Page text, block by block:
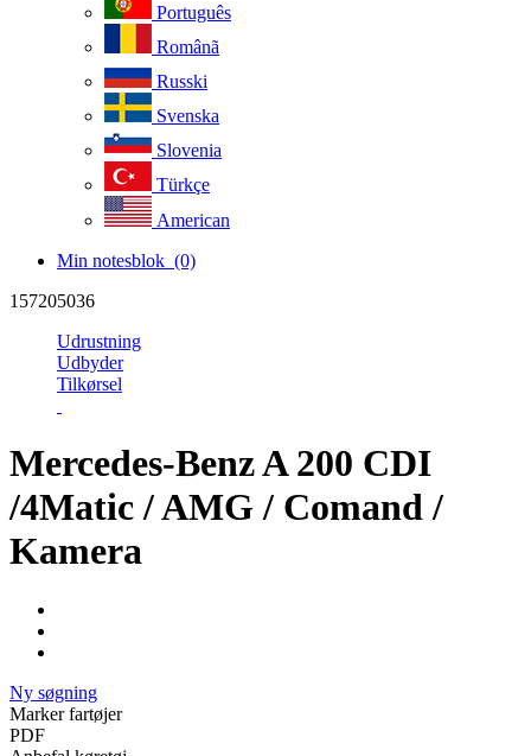
Português
Românã
Russki
Svenska
Slovenia
Türkçe
American
Min notesblok (0)
157205036
Udrustning
Udbyder
Tilkørsel
Mercedes-Benz A 200 CDI
/4Matic / AMG / Comand /
Kamera
Ny søgning
Marker fartøjer
PDF